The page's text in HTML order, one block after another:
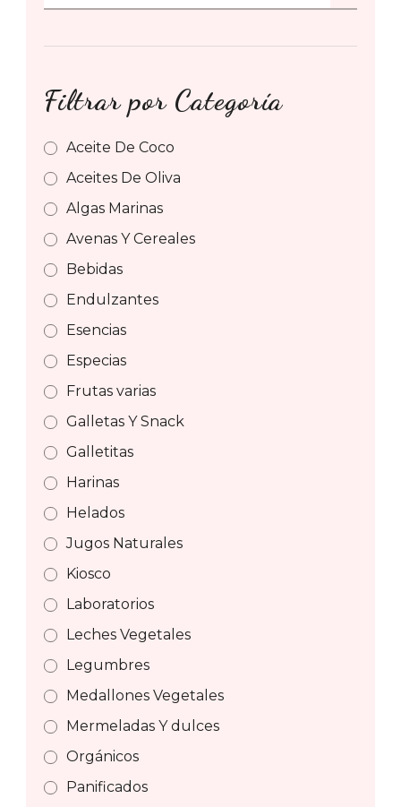
for:
Filtrar por Categoría
Aceite De Coco
Aceites De Oliva
Algas Marinas
Avenas Y Cereales
Bebidas
Endulzantes
Esencias
Especias
Frutas varias
Galletas Y Snack
Galletitas
Harinas
Helados
Jugos Naturales
Kiosco
Laboratorios
Leches Vegetales
Legumbres
Medallones Vegetales
Mermeladas Y dulces
Orgánicos
Panificados